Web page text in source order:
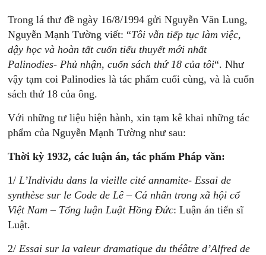
Trong lá thư đề ngày 16/8/1994 gửi Nguyễn Văn Lung,
Nguyễn Mạnh Tường viết: “Tôi vẫn tiếp tục làm việc,
dậy học và hoàn tất cuốn tiểu thuyết mới nhất
Palinodies- Phủ nhận, cuốn sách thứ 18 của tôi“. Như
vậy tạm coi Palinodies là tác phẩm cuối cùng, và là cuốn
sách thứ 18 của ông.
Với những tư liệu hiện hành, xin tạm kê khai những tác
phẩm của Nguyễn Mạnh Tường như sau:
Thời kỳ 1932, các luận án, tác phẩm Pháp văn:
1/ L’Individu dans la vieille cité annamite- Essai de
synthèse sur le Code de Lê – Cá nhân trong xã hội cổ
Việt Nam – Tổng luận Luật Hồng Đức: Luận án tiến sĩ
Luật.
2/ Essai sur la valeur dramatique du théâtre d’Alfred de